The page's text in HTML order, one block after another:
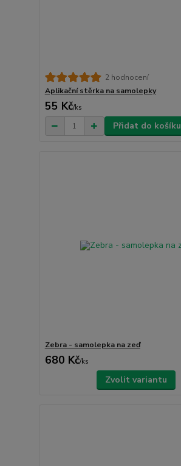
2 hodnocení
Aplikační stěrka na samolepky
55 Kč/ks
Přidat do košíku
Zebra - samolepka na zeď
680 Kč/ks
Zvolit variantu